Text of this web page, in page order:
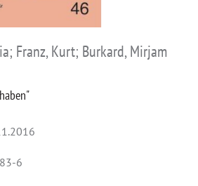
Franz, Kurt; Burkard, Mirjam
6